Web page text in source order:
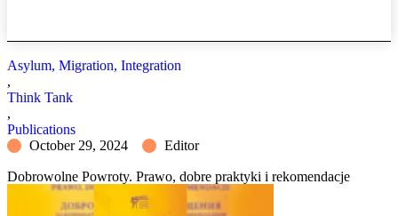
Asylum, Migration, Integration
,
Think Tank
,
Publications
October 29, 2024
Editor
Dobrowolne Powroty. Prawo, dobre praktyki i rekomendacje